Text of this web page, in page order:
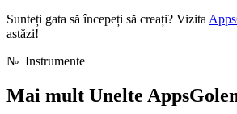
Sunteți gata să începeți să creați? Vizita
astăzi!
№ Instrumente
Mai mult Unelte